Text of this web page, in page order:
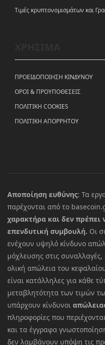
Tιμές κρυπτονομισμάτων και
ΠΡΟΕΙΔΟΠΟΙΗΣΗ ΚΙΝΔΥΝΟΥ
ΟΡΟΙ & ΠΡΟΥΠΟΘΕΣΕΙΣ
ΠΟΛΙΤΙΚΗ COOKIES
ΠΟΛΙΤΙΚΗ ΑΠΟΡΡΗΤΟΥ
Αποποίηση ευθύνης: Τα
παρέχονται από το
χαρακτήρα και δεν πρέπει
επενδυτική συμβουλή. Οι
ενέχουν υψηλό κίνδυνο
μόχλευσης στις
ολική απώλεια του
είναι κατάλληλες για κάθε
μεταβλητότητα των τιμών
υπάρχουν κίνδυνοι
πληροφορίες που
και τα έγγραφα
δεν λαμβάνουν υπόψη τις